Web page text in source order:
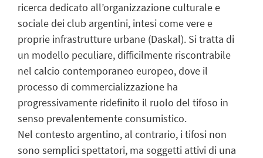
ricerca dedicato all’organizzazione culturale e
sociale dei club argentini, intesi come vere e
proprie infrastrutture urbane (Daskal). Si tratta di
un modello peculiare, difficilmente riscontrabile
nel calcio contemporaneo europeo, dove il
processo di commercializzazione ha
progressivamente ridefinito il ruolo del tifoso in
senso prevalentemente consumistico.
Nel contesto argentino, al contrario, i tifosi non
sono semplici spettatori, ma soggetti attivi di una